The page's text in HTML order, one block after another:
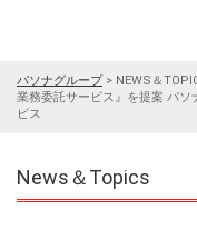
パソナグループ> NEWS＆
業務委託サービス』を提案 パ
ビス
News＆Topics